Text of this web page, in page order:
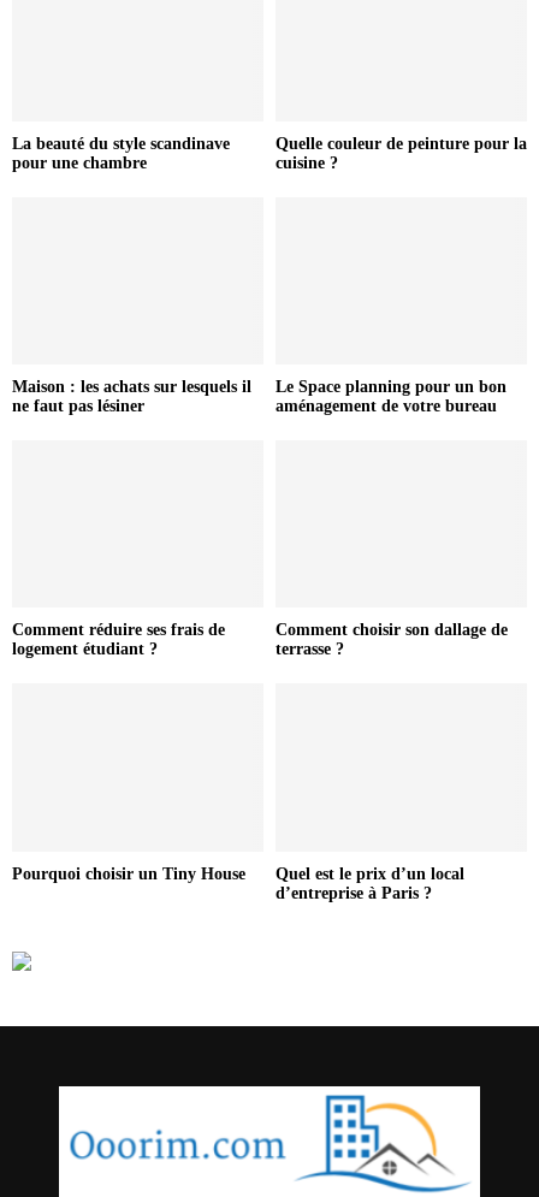
La beauté du style scandinave
pour une chambre
Quelle couleur de peinture pour la
cuisine ?
Maison : les achats sur lesquels il
ne faut pas lésiner
Le Space planning pour un bon
aménagement de votre bureau
Comment réduire ses frais de
logement étudiant ?
Comment choisir son dallage de
terrasse ?
Pourquoi choisir un Tiny House
Quel est le prix d’un local
d’entreprise à Paris ?